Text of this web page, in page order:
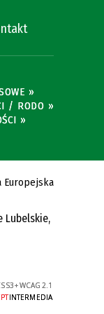
»
/ RODO »
»
Lubelskie,
+WCAG 2.1
INTERMEDIA